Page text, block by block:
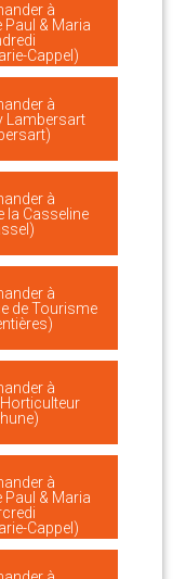
à
Paul & Maria
Cappel)
à
Lambersart
à
la Casseline
à
de Tourisme
à
Horticulteur
à
Paul & Maria
Cappel)